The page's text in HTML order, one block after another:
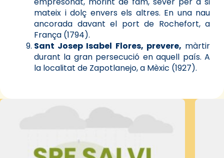
mateix i dolç envers els altres. En una nau
ancorada davant el port de Rochefort, a
França (1794).
Sant Josep Isabel Flores, prevere, màrtir
durant la gran persecució en aquell país. A
la localitat de Zapotlanejo, a Mèxic (1927).